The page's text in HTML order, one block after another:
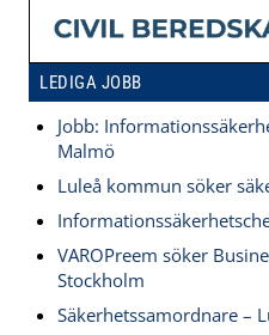
LEDIGA JOBB
Jobb:
Malmö
Luleå kommun söker
VAROPreem söker
Stockholm
Säkerhetssamordnare –